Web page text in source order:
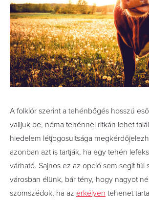
A folklór szerint a tehénbőgés hosszú
valljuk be, néma tehénnel ritkán lehet
hiedelem létjogosultsága
azonban azt is tartják, ha egy tehén
várható. Sajnos ez az opció sem segít túl
városban élünk, bár tény, hogy nagyot
szomszédok, ha az erkélyen tehenet